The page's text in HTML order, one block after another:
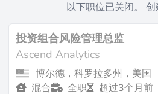
以下职位已关闭。 创
投资组合风险管理总监
Ascend Analytics
博尔德，科罗拉多州，美国
混合
全职
超过3个月前